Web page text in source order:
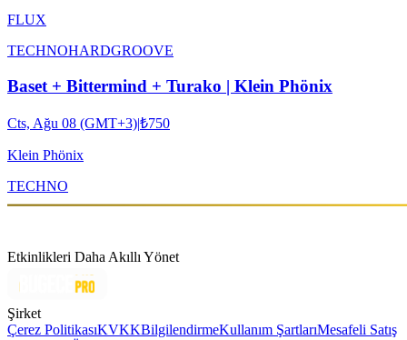
FLUX
TECHNOHARDGROOVE
Baset + Bittermind + Turako | Klein Phönix
Cts, Ağu 08 (GMT+3)|₺750
Klein Phönix
TECHNO
Etkinlikleri Daha Akıllı Yönet
Şirket
Çerez PolitikasıKVKKBilgilendirmeKullanım ŞartlarıMesafeli Satış